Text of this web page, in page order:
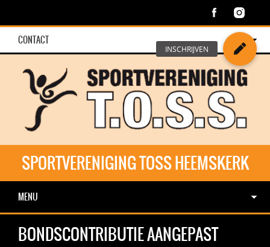
CONTACT
SPORTVERENIGING TOSS HEEMSKERK
MENU
BONDSCONTRIBUTIE AANGEPAST